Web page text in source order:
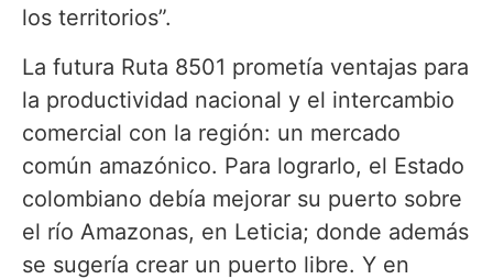
los territorios”.
La futura Ruta 8501 prometía ventajas para
la productividad nacional y el intercambio
comercial con la región: un mercado
común amazónico. Para lograrlo, el Estado
colombiano debía mejorar su puerto sobre
el río Amazonas, en Leticia; donde además
se sugería crear un puerto libre. Y en